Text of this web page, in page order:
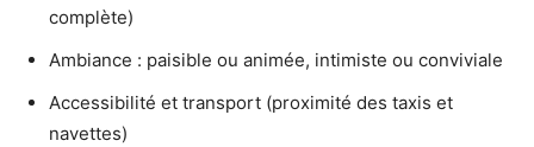
complète)
Ambiance : paisible ou animée, intimiste ou conviviale
Accessibilité et transport (proximité des taxis et
navettes)